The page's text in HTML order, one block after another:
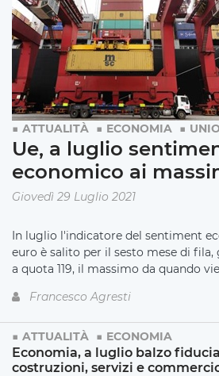
ATTUALITÀ ECONOMIA
Ue, a luglio
economico ai
Giovedì 29 Luglio 2021
In luglio l'indicatore del sentiment
euro è salito per il sesto mese di fila,
a quota 119, il massimo da quando
Francesco Agresti
ATTUALITÀ ECONOMIA
Economia, a luglio balzo
costruzioni, servizi e